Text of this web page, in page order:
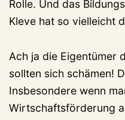
Rolle. Und das
Kleve hat so vielleicht
Ach ja die Eigentümer
sollten sich schämen!
Insbesondere wenn
Wirtschaftsförderung